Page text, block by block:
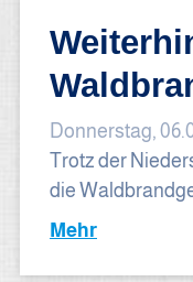
Donnerstag,
Trotz der
die
Mehr